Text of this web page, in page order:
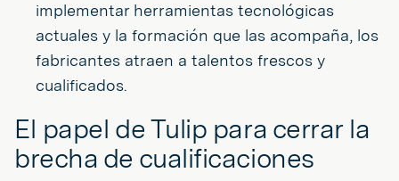
implementar herramientas tecnológicas
actuales y la formación que las acompaña, los
fabricantes atraen a talentos frescos y
cualificados.
El papel de Tulip para cerrar la
brecha de cualificaciones